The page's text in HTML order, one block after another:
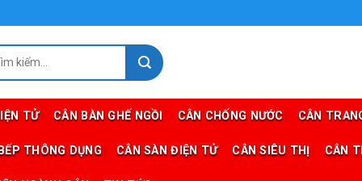
TỬ CÂN BÀN GHẾ NGỒI CÂN CHỐNG NƯỚC CÂN
THÔNG DỤNG CÂN SÀN ĐIỆN TỬ CÂN SIÊU THỊ CÂN